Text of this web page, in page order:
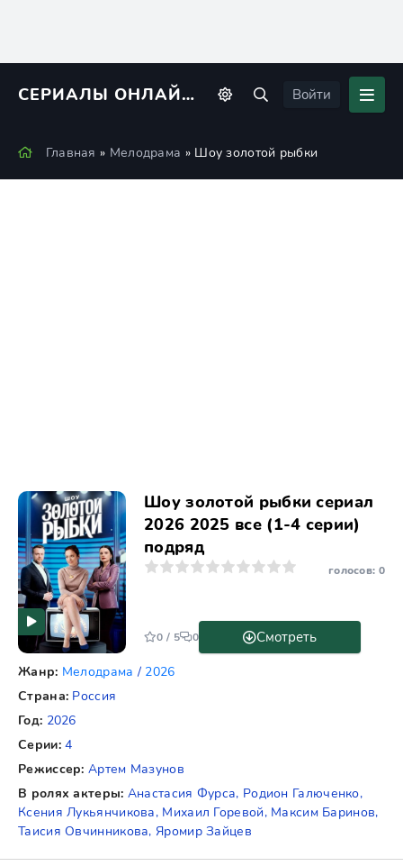
СЕРИАЛЫ ОНЛАЙН KINORIUS Войти
Главная » Мелодрама » Шоу золотой рыбки
Шоу золотой рыбки сериал
2026 2025 все (1-4 серии)
подряд
1 2 3 4 5 7 8 9 10 голосов: 0
Жанр: Мелодрама / 2026
Страна: Россия
Год: 2026
Серии:4
Режиссер: Артем Мазунов
В ролях актеры: Анастасия Фурса, Родион Галюченко,
Ксения Лукьянчикова, Михаил Горевой, Максим Баринов,
Таисия Овчинникова, Яромир Зайцев
Смотреть
0 / 5 0